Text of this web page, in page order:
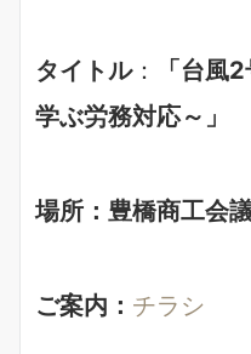
タイトル：
「台風
学ぶ労務対応～」
場所：豊橋商工会
ご案内： チラシ